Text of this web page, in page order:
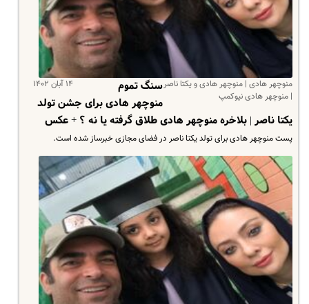
منوچهر هادی | منوچهر هادی و یکتا ناصر
| منوچهر هادی نیوکمپ
۱۴ آبان ۱۴۰۲
سنگ تموم
منوچهر هادی برای جشن تولد
یکتا ناصر | بلاخره منوچهر هادی طلاق گرفته یا نه ؟ + عکس
پست منوچهر هادی برای تولد یکتا ناصر در فضای مجازی خبرساز شده است.